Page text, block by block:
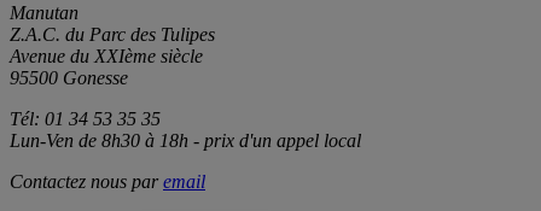
Manutan
Z.A.C. du Parc des Tulipes
Avenue du XXIème siècle
95500 Gonesse
Tél: 01 34 53 35 35
Lun-Ven de 8h30 à 18h - prix d'un appel local
Contactez nous paremail